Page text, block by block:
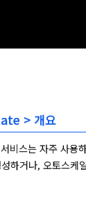
> 개요
비스는 자주 사용
하거나, 오토스